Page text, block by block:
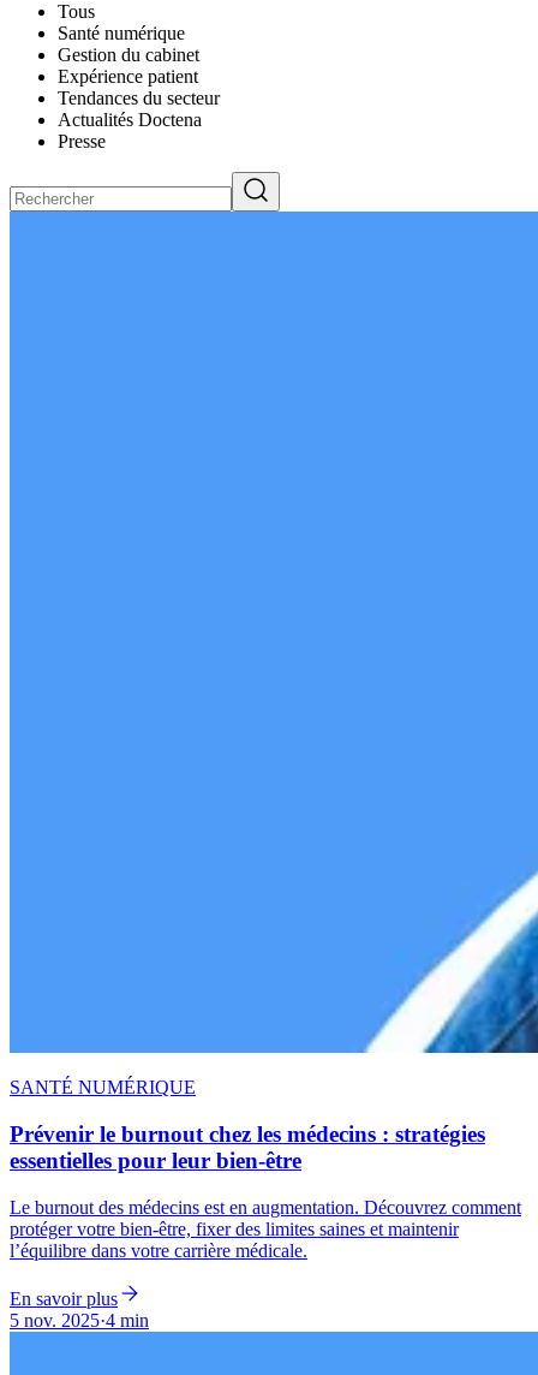
Tous
Santé numérique
Gestion du cabinet
Expérience patient
Tendances du secteur
Actualités Doctena
Presse
SANTÉ NUMÉRIQUE
Prévenir le burnout chez les médecins : stratégies
essentielles pour leur bien-être
Le burnout des médecins est en augmentation. Découvrez comment
protéger votre bien-être, fixer des limites saines et maintenir
l’équilibre dans votre carrière médicale.
En savoir plus
5 nov. 2025·4 min